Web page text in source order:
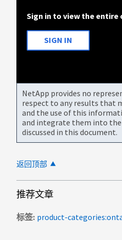
Sign in to view the
SIGN IN
NetApp provides no
respect to any results that
and the use of this
and integrate them into
discussed in this document.
返回顶部
推荐文章
标签 product-